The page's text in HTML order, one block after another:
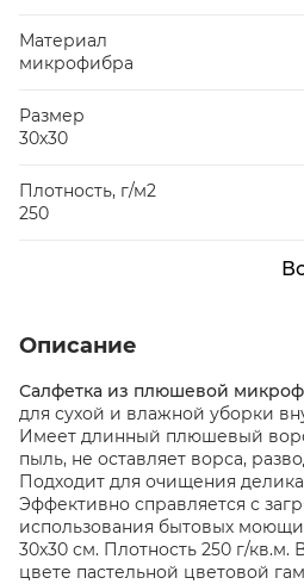
Материал
микрофибра
Размер
30х30
Плотность, г/м2
250
Описание
Салфетка из плюшевой
для сухой и влажной уборки
Имеет длинный плюшевый
пыль, не оставляет ворса,
Подходит для очищения
Эффективно справляется с
использования бытовых
30х30 см. Плотность 250 г/
цвете пастельной цветовой